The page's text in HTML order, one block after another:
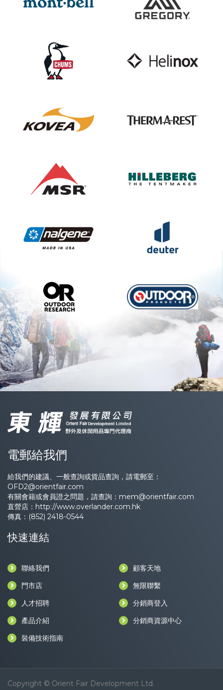
電郵給我們
給我們的建議、一般查詢或貨品查詢，請電郵至：
OFD2@orientfair.com
有關會籍或會員證之問題，請查詢： mem@orientfair.com
直營店： http://www.overlander.com.hk
傳真：(852) 2418-0544
快速連結
聯絡我們
門市店
人才招聘
產品介紹
裝備技術指南
顧客天地
無限聯繫
分銷商登入
分銷商資源中心
Copyright © Orient Fair Development Ltd.